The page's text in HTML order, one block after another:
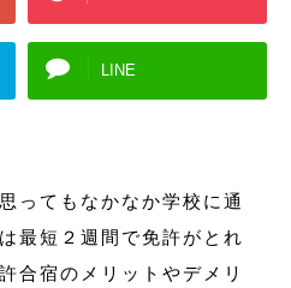
LINE
ってもなかなか学校に通
最短２週間で免許がとれ
合宿のメリットやデメリ